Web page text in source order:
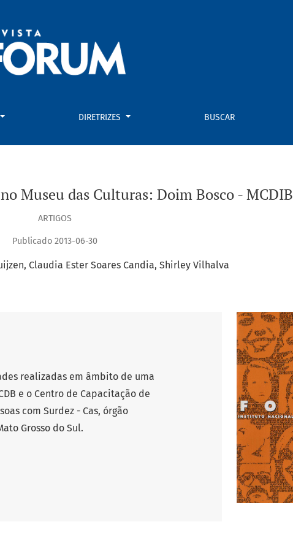
DIRETRIZES BUSCAR
Museu das Culturas: Doim Bosco - MCDIB
ARTIGOS
Publicado 2013-06-30
Claudia Ester Soares Candia Shirley Vilhalva
realizadas em âmbito de uma
e o Centro de Capacitação de
com Surdez - Cas, órgão
Grosso do Sul.